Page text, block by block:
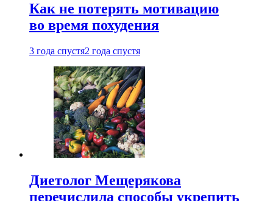
Как не потерять мотивацию
во время похудения
3 года спустя2 года спустя
Диетолог Мещерякова
перечислила способы укрепить